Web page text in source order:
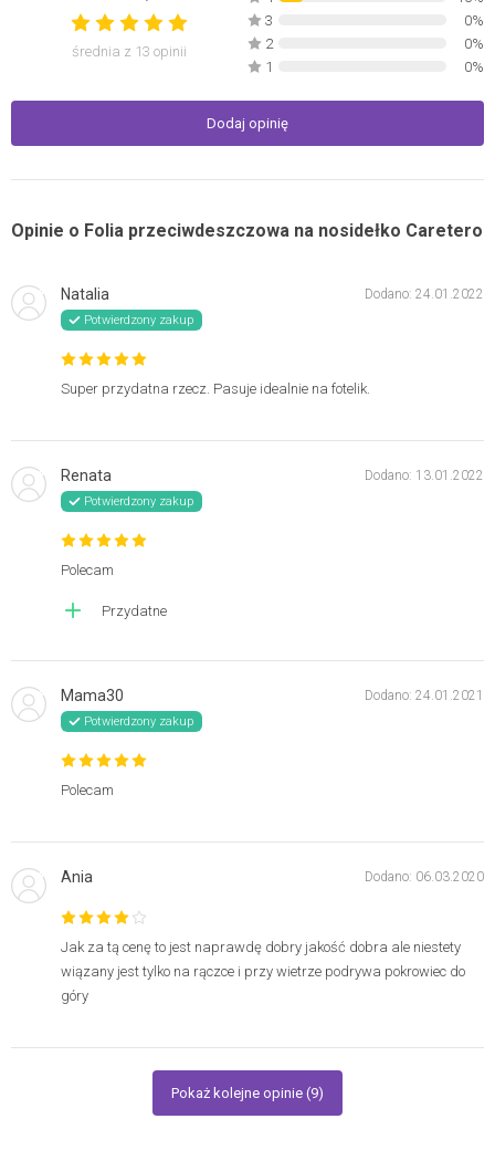
średnia z 13 opinii
3
0%
2
0%
1
0%
Dodaj opinię
Opinie o Folia przeciwdeszczowa na nosidełko Caretero
Natalia Dodano: 24.01.2022
Potwierdzony zakup
Super przydatna rzecz. Pasuje idealnie na fotelik.
Renata Dodano: 13.01.2022
Potwierdzony zakup
Polecam
Przydatne
Mama30 Dodano: 24.01.2021
Potwierdzony zakup
Polecam
Ania Dodano: 06.03.2020
Jak za tą cenę to jest naprawdę dobry jakość dobra ale niestety
wiązany jest tylko na rączce i przy wietrze podrywa pokrowiec do
góry
Pokaż kolejne opinie (9)